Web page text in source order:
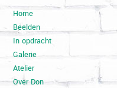
Home
Beelden
In opdracht
Galerie
Atelier
Over Don